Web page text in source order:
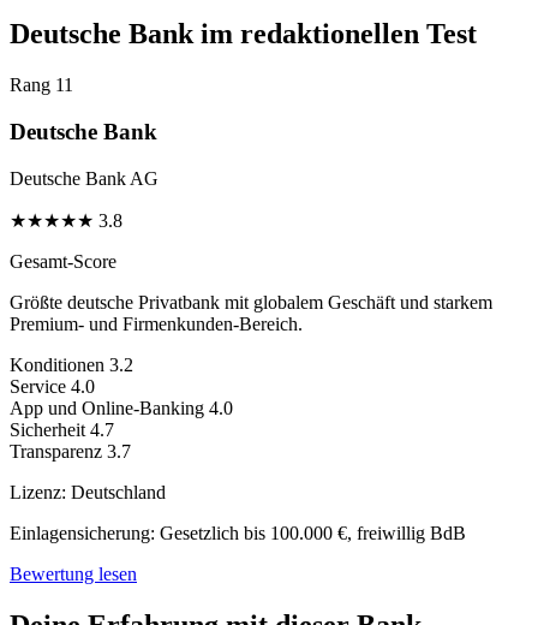
Deutsche Bank im redaktionellen Test
Rang 11
Deutsche Bank
Deutsche Bank AG
★★★★★ 3.8
Gesamt-Score
Größte deutsche Privatbank mit globalem Geschäft und starkem
Premium- und Firmenkunden-Bereich.
Konditionen 3.2
Service 4.0
App und Online-Banking 4.0
Sicherheit 4.7
Transparenz 3.7
Lizenz: Deutschland
Einlagensicherung: Gesetzlich bis 100.000 €, freiwillig BdB
Bewertung lesen